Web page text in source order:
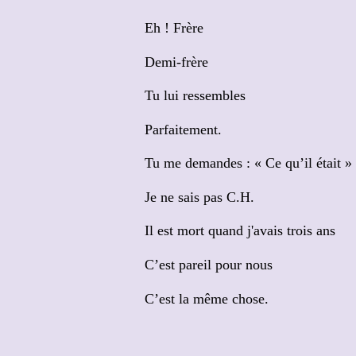
Eh ! Frère
Demi-frère
Tu lui ressembles
Parfaitement.
Tu me demandes : « Ce qu’il était »
Je ne sais pas C.H.
Il est mort quand j'avais trois ans
C’est pareil pour nous
C’est la même chose.